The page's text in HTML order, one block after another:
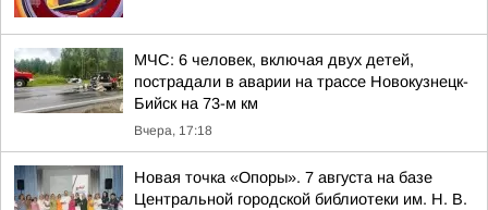
МЧС: 6 человек, включая двух детей,
пострадали в аварии на трассе Новокузнецк-
Бийск на 73-м км
Вчера, 17:18
Новая точка «Опоры». 7 августа на базе
Центральной городской библиотеки им. Н. В.